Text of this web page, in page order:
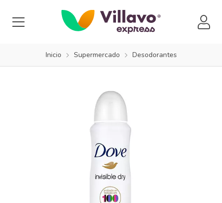
Inicio Supermercado Desodorantes